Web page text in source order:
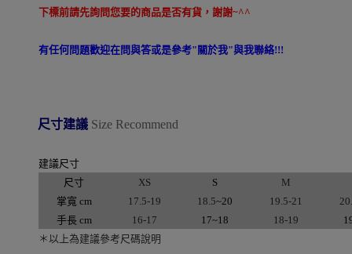
下標前請先詢問您要的商品是否有貨，謝謝~^^
有任何問題歡迎在問與答或是參考"關於我"與我聯絡!!!
尺寸建議 Size Recommend
建議尺寸
尺寸
XS S
M
掌寬 cm
17.5-19 18.5~20 19.5-21
手長 cm
16-17 17~18 18-19
＊以上為建議參考尺碼說明